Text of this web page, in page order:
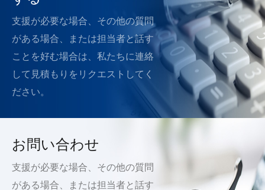
支援が必要な場合、その他の質問
がある場合、または担当者と話す
ことを好む場合は、私たちに連絡
して見積もりをリクエストしてく
ださい。
お問い合わせ
支援が必要な場合、その他の質問
がある場合、または担当者と話す